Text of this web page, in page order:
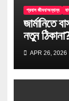
প্রবাস জীবন/অন্যান্য
জার্মানিতে
নতুন
APR 26, 2026